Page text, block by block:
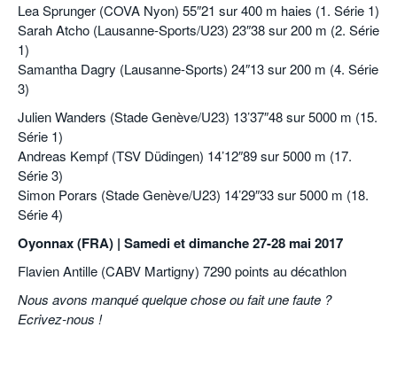
Lea Sprunger (COVA Nyon) 55″21 sur 400 m haies (1. Série 1)
Sarah Atcho (Lausanne-Sports/U23) 23″38 sur 200 m (2. Série
1)
Samantha Dagry (Lausanne-Sports) 24″13 sur 200 m (4. Série
3)
Julien Wanders (Stade Genève/U23) 13’37″48 sur 5000 m (15.
Série 1)
Andreas Kempf (TSV Düdingen) 14’12″89 sur 5000 m (17.
Série 3)
Simon Porars (Stade Genève/U23) 14’29″33 sur 5000 m (18.
Série 4)
Oyonnax (FRA) | Samedi et dimanche 27-28 mai 2017
Flavien Antille (CABV Martigny) 7290 points au décathlon
Nous avons manqué quelque chose ou fait une faute ?
Ecrivez-nous !